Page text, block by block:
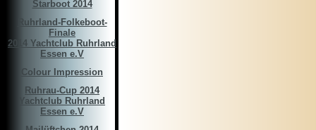
Starboot 2014
Ruhrland-Folkeboot-
Finale
2014 Yachtclub Ruhrland
Essen e.V
Colour Impression
Ruhrau-Cup 2014
Yachtclub Ruhrland
Essen e.V